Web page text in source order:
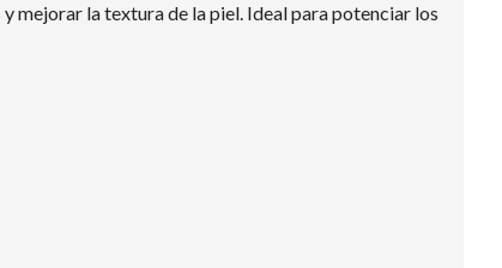
mejorar la textura de la piel. Ideal para potenciar los